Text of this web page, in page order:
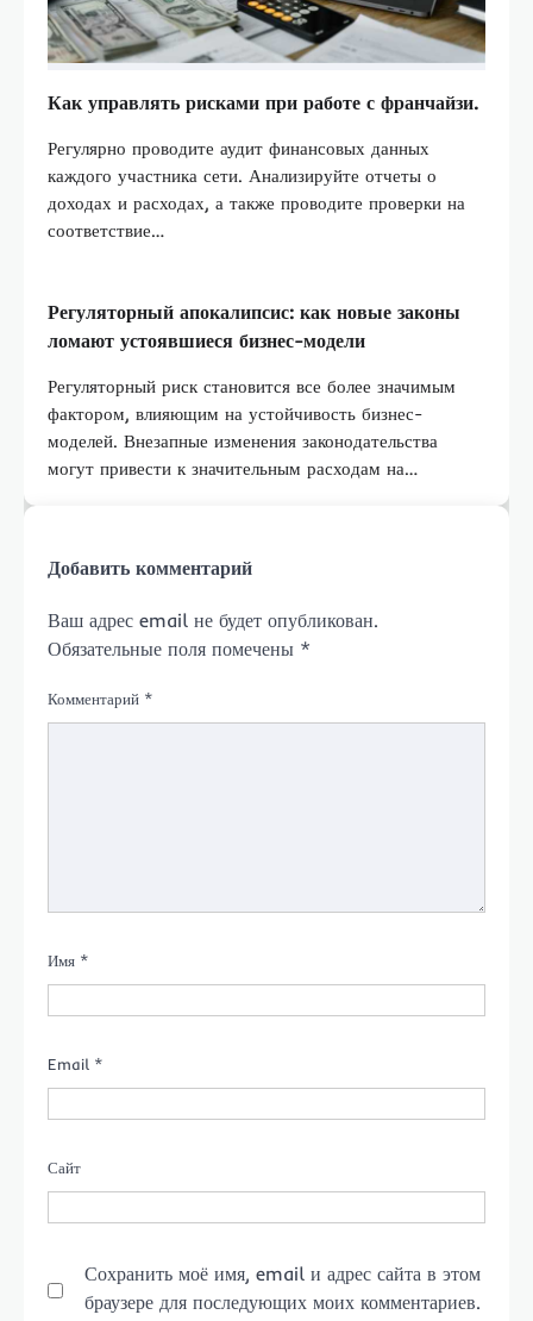
Как управлять рисками при работе с франчайзи.
Регулярно проводите аудит финансовых данных
каждого участника сети. Анализируйте отчеты о
доходах и расходах, а также проводите проверки на
соответствие…
Регуляторный апокалипсис: как новые законы
ломают устоявшиеся бизнес-модели
Регуляторный риск становится все более значимым
фактором, влияющим на устойчивость бизнес-
моделей. Внезапные изменения законодательства
могут привести к значительным расходам на…
Добавить комментарий
Ваш адрес email не будет опубликован.
Обязательные поля помечены *
Комментарий *
Имя *
Email *
Сайт
Сохранить моё имя, email и адрес сайта в этом
браузере для последующих моих комментариев.